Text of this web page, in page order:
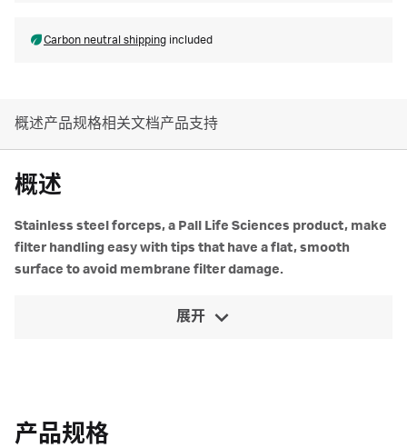
Carbon neutral shipping included
概述产品规格相关文档产品支持
概述
Stainless steel forceps, a Pall Life Sciences product, make
filter handling easy with tips that have a flat, smooth
surface to avoid membrane filter damage.
展开
产品规格